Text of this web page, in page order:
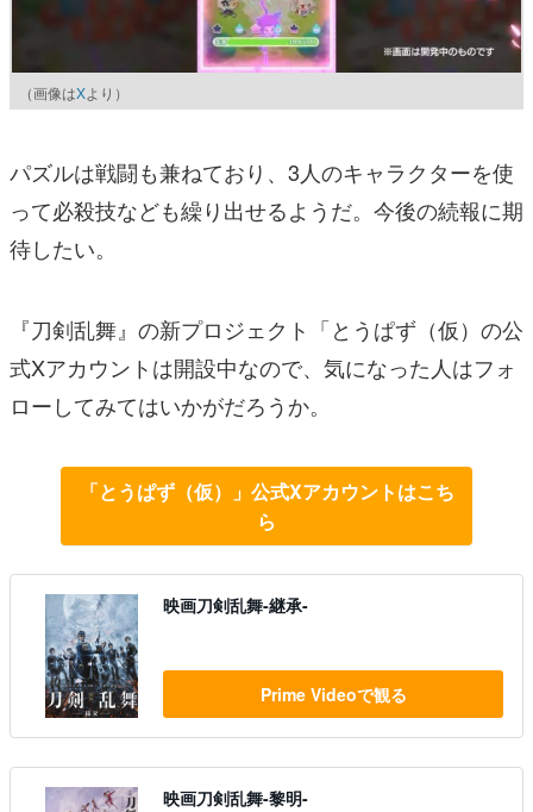
（画像はXより）
パズルは戦闘も兼ねており、3人のキャラクターを使
って必殺技なども繰り出せるようだ。今後の続報に期
待したい。
『刀剣乱舞』の新プロジェクト「とうぱず（仮）の公
式Xアカウントは開設中なので、気になった人はフォ
ローしてみてはいかがだろうか。
「とうぱず（仮）」公式Xアカウントはこち
ら
映画刀剣乱舞-継承-
Prime Videoで観る
映画刀剣乱舞-黎明-